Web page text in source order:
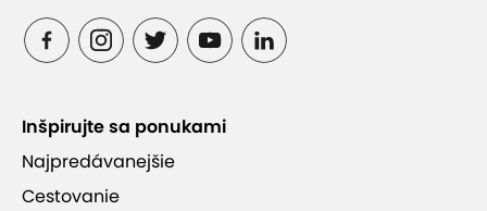
Inšpirujte sa ponukami
Najpredávanejšie
Cestovanie